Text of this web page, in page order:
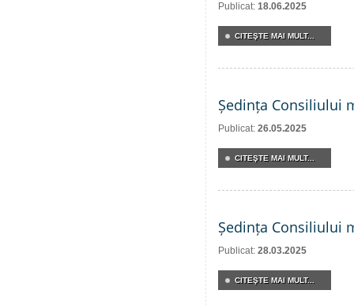
Publicat: 18.06.2025
CITEŞTE MAI MULT...
Ședința Consiliului
Publicat: 26.05.2025
CITEŞTE MAI MULT...
Ședința Consiliului
Publicat: 28.03.2025
CITEŞTE MAI MULT...